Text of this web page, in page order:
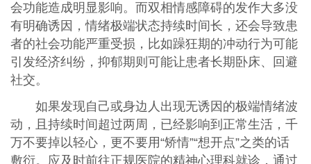
会功能造成明显影响。而双相情感障碍的发作大多没
有明确诱因，情绪极端状态持续时间长，还会导致患
者的社会功能严重受损，比如躁狂期的冲动行为可能
引发经济纠纷，抑郁期则可能让患者长期卧床、回避
社交。
如果发现自己或身边人出现无诱因的极端情绪波
动，且持续时间超过两周，已经影响到正常生活，千
万不要掉以轻心，更不要用“矫情”“想开点”之类的话
敷衍。应及时前往正规医院的精神心理科就诊，通过